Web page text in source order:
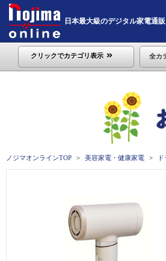
日本最大級のデジタル家電通
クリックでカテゴリ表示 全カ
ノジマオンラインTOP 美容家電・健康家電